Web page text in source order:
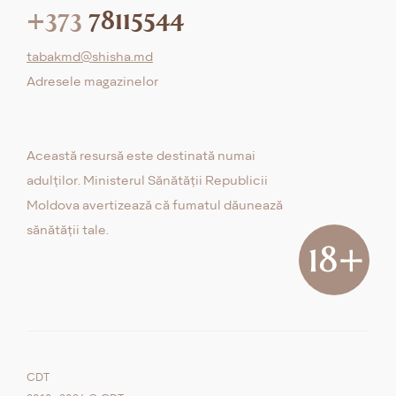
+373 78115544
tabakmd@shisha.md
Adresele magazinelor
Această resursă este destinată numai
adulților. Ministerul Sănătății Republicii
Moldova avertizează că fumatul dăunează
sănătății tale.
CDT